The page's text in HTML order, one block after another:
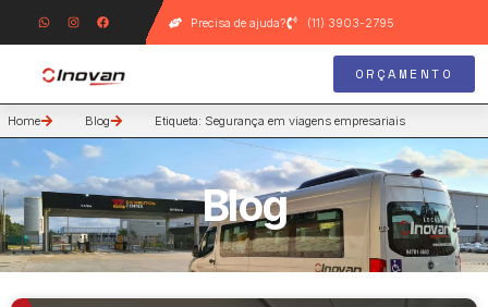
Precisa de ajuda? (11) 3903-2795
ORÇAMENTO
Home Blog Etiqueta: Segurança em viagens empresariais
Blog